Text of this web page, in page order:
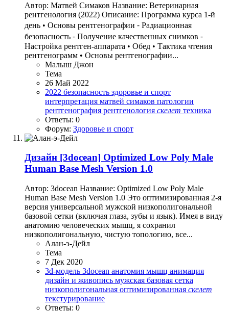
Автор: Матвей Симаков Название: Ветеринарная
рентгенология (2022) Описание: Программа курса 1-й
день • Основы рентгенографии ⁃ Радиационная
безопасность ⁃ Получение качественных снимков ⁃
Настройка рентген-аппарата • Обед • Тактика чтения
рентгенограмм • Основы рентгенографии...
Малыш Джон
Тема
26 Май 2022
2022 безопасность здоровье и спорт
интерпретация матвей симаков патологии
рентгенография рентгенология скелет техника
Ответы: 0
Форум: Здоровье и спорт
Дизайн [3docean] Optimized Low Poly Male
Human Base Mesh Version 1.0
Автор: 3docean Название: Optimized Low Poly Male
Human Base Mesh Version 1.0 Это оптимизированная 2-я
версия универсальной мужской низкополигональной
базовой сетки (включая глаза, зубы и язык). Имея в виду
анатомию человеческих мышц, я сохранил
низкополигональную, чистую топологию, все...
Алан-э-Дейл
Тема
7 Дек 2020
3d-модель 3docean анатомия мышц анимация
дизайн и живопись мужская базовая сетка
низкополигональная оптимизированная скелет
текстурирование
Ответы: 0